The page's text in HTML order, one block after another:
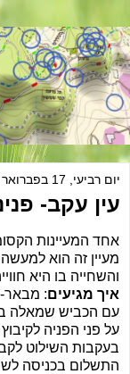
יום רביעי, 17 בפברואר 2016
עין עקב-
אחד המעיינות
מעיין זה הוא
והשחייה בו היא
איך מגיעים
עם הכביש שמאלה
על פני הפניה לקיבוץ
בעקבות השילוט
התשלום בכניסה